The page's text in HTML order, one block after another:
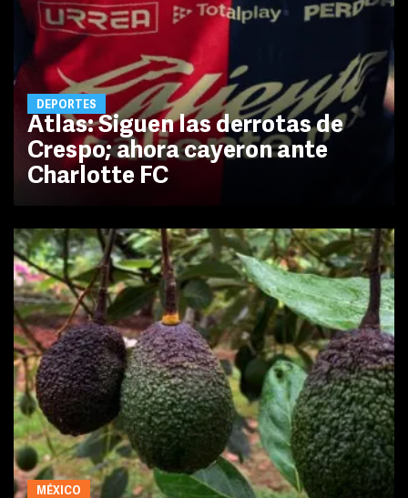
DEPORTES
Atlas: Siguen las derrotas de
Crespo; ahora cayeron ante
Charlotte FC
MÉXICO